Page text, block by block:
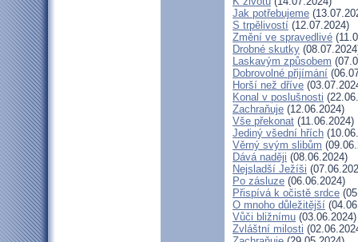
Jak potřebujeme
S trpělivostí (12.07.2024)
Změní ve spravedlivé
Drobné skutky
Laskavým způsobem
Dobrovolné přijímání
Horší než dříve
Konal v poslušnosti
Zachraňuje (12.06.2024)
Vše překonat (11.06.2024)
Jediný všední hřích
Věrný svým slibům
Dává naději (08.06.2024)
Nejsladší Ježíši
Po zásluze (06.06.2024)
Přispívá k očistě srdce
O mnoho důležitější
Vůči bližnímu (03.06.2024)
Zvláštní milosti